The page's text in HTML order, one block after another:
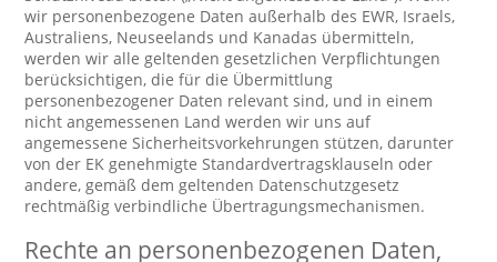
wir personenbezogene Daten außerhalb des EWR, Israels,
Australiens, Neuseelands und Kanadas übermitteln,
werden wir alle geltenden gesetzlichen Verpflichtungen
berücksichtigen, die für die Übermittlung
personenbezogener Daten relevant sind, und in einem
nicht angemessenen Land werden wir uns auf
angemessene Sicherheitsvorkehrungen stützen, darunter
von der EK genehmigte Standardvertragsklauseln oder
andere, gemäß dem geltenden Datenschutzgesetz
rechtmäßig verbindliche Übertragungsmechanismen.
Rechte an personenbezogenen Daten,